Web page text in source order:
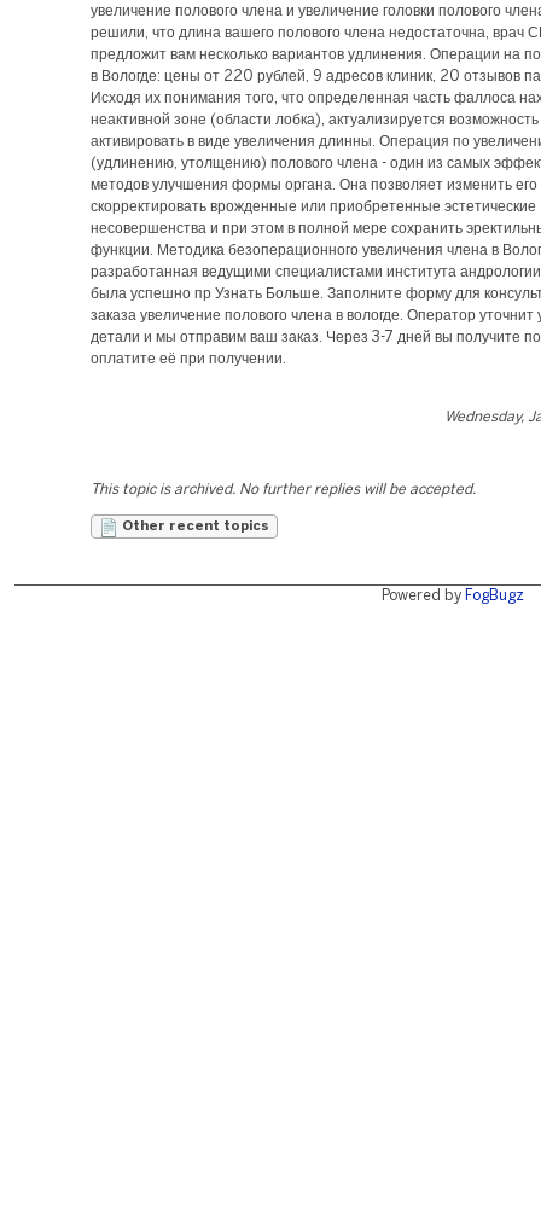
увеличение полового члена и увеличение головки полового
решили, что длина вашего полового члена недостаточна, врач
предложит вам несколько вариантов удлинения. Операции на
в Вологде: цены от 220 рублей, 9 адресов клиник, 20 отзывов
Исходя их понимания того, что определенная часть фаллоса
неактивной зоне (области лобка), актуализируется
активировать в виде увеличения длинны. Операция по
(удлинению, утолщению) полового члена - один из самых
методов улучшения формы органа. Она позволяет изменить его
скорректировать врожденные или приобретенные эстетические
несовершенства и при этом в полной мере сохранить
функции. Методика безоперационного увеличения члена в
разработанная ведущими специалистами института
была успешно пр Узнать Больше. Заполните форму для
заказа увеличение полового члена в вологде. Оператор уточнит
детали и мы отправим ваш заказ. Через 3-7 дней вы получите
оплатите её при получении.
Wednesday,
This topic is archived. No further replies will be accepted.
Other recent topics
Powered by FogBugz